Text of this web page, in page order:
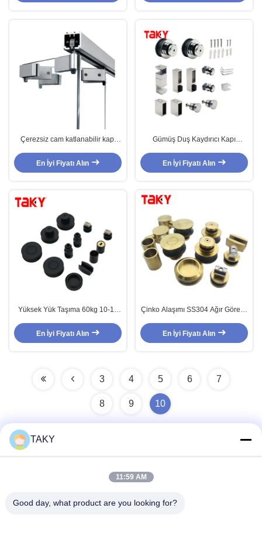
Çerezsiz cam katlanabilir kapı
kaydırmalı cam donanımları
En İyi Fiyatı Alın
Gümüş Duş Kaydırıcı Kapı
En İyi Fiyatı Alın
Yüksek Yük Taşıma 60kg 10-12
cam kapı kaydırma sistemi
En İyi Fiyatı Alın
Çinko Alaşımı SS304 Ağır Görevli
Ahır Kapısı Donanım Montajı
En İyi Fiyatı Alın
3 4 5 6 7
8 9 10
Adres
TAKY
11:59 AM
Good day, what product are you looking for?